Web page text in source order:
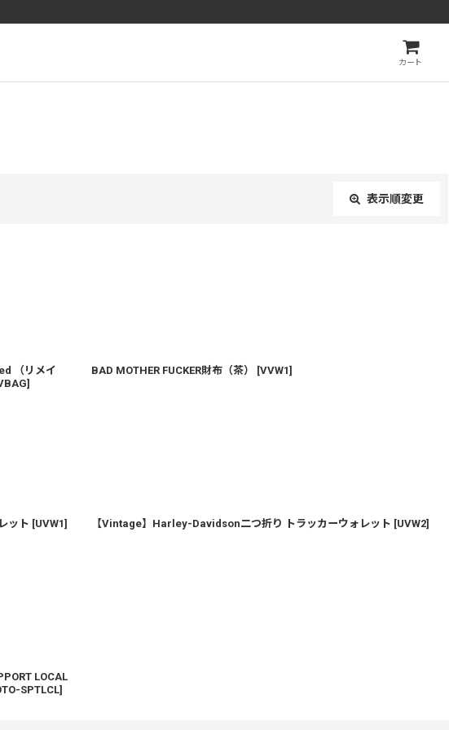
カート
表示順変更
（リメイ
]
BAD MOTHER FUCKER財布（茶） [VVW1]
ット [UVW1] 【Vintage】Harley-Davidson二つ折り トラッカーウォレット [UVW2]
LOCAL
SPTLCL]